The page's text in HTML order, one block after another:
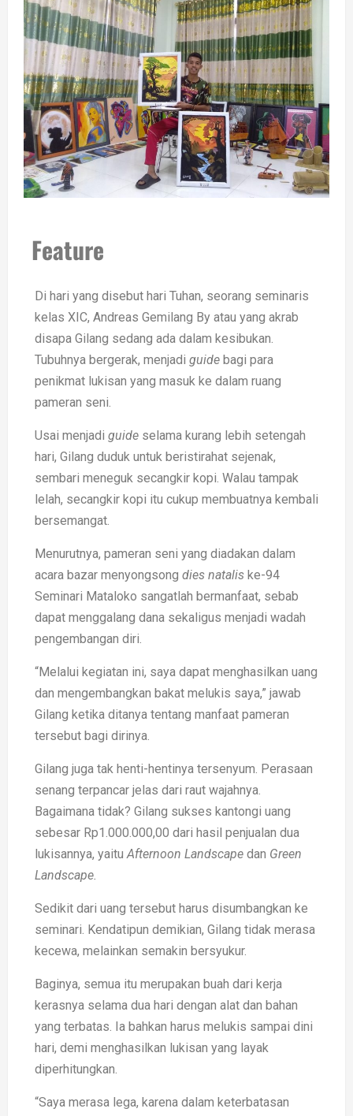
Feature
Di hari yang disebut hari Tuhan, seorang seminaris
kelas XIC, Andreas Gemilang By atau yang akrab
disapa Gilang sedang ada dalam kesibukan.
Tubuhnya bergerak, menjadi guide bagi para
penikmat lukisan yang masuk ke dalam ruang
pameran seni.
Usai menjadi guide selama kurang lebih setengah
hari, Gilang duduk untuk beristirahat sejenak,
sembari meneguk secangkir kopi. Walau tampak
lelah, secangkir kopi itu cukup membuatnya kembali
bersemangat.
Menurutnya, pameran seni yang diadakan dalam
acara bazar menyongsong dies natalis ke-94
Seminari Mataloko sangatlah bermanfaat, sebab
dapat menggalang dana sekaligus menjadi wadah
pengembangan diri.
“Melalui kegiatan ini, saya dapat menghasilkan uang
dan mengembangkan bakat melukis saya,” jawab
Gilang ketika ditanya tentang manfaat pameran
tersebut bagi dirinya.
Gilang juga tak henti-hentinya tersenyum. Perasaan
senang terpancar jelas dari raut wajahnya.
Bagaimana tidak? Gilang sukses kantongi uang
sebesar Rp1.000.000,00 dari hasil penjualan dua
lukisannya, yaituAfternoon Landscape dan Green
Landscape.
Sedikit dari uang tersebut harus disumbangkan ke
seminari. Kendatipun demikian, Gilang tidak merasa
kecewa, melainkan semakin bersyukur.
Baginya, semua itu merupakan buah dari kerja
kerasnya selama dua hari dengan alat dan bahan
yang terbatas. Ia bahkan harus melukis sampai dini
hari, demi menghasilkan lukisan yang layak
diperhitungkan.
“Saya merasa lega, karena dalam keterbatasan